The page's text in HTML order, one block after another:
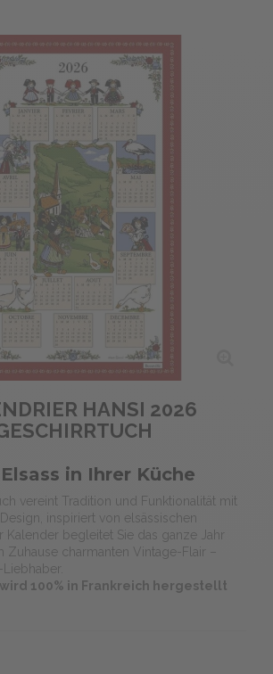
HANSI 2026
in Ihrer Küche
vereint Tradition und Funktionalität mit
inspiriert von elsässischen
Kalender begleitet Sie das ganze Jahr
Zuhause charmanten Vintage-Flair –
100% in Frankreich hergestellt